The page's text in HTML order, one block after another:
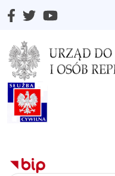
Wybierz swój język